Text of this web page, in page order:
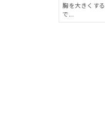
胸を大きくす
で...